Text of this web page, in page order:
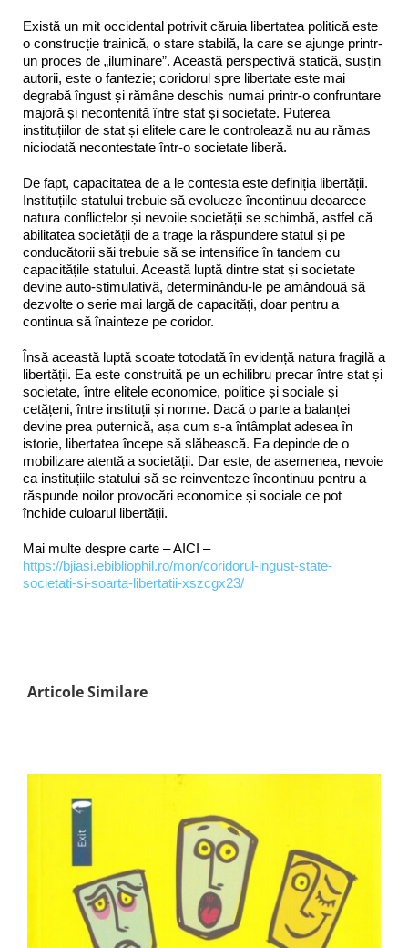
Există un mit occidental potrivit căruia libertatea politică este
o construcție trainică, o stare stabilă, la care se ajunge printr-
un proces de „iluminare”. Această perspectivă statică, susțin
autorii, este o fantezie; coridorul spre libertate este mai
degrabă îngust și rămâne deschis numai printr-o confruntare
majoră și necontenită între stat și societate. Puterea
instituțiilor de stat și elitele care le controlează nu au rămas
niciodată necontestate într-o societate liberă.
De fapt, capacitatea de a le contesta este definiția libertății.
Instituțiile statului trebuie să evolueze încontinuu deoarece
natura conflictelor și nevoile societății se schimbă, astfel că
abilitatea societății de a trage la răspundere statul și pe
conducătorii săi trebuie să se intensifice în tandem cu
capacitățile statului. Această luptă dintre stat și societate
devine auto-stimulativă, determinându-le pe amândouă să
dezvolte o serie mai largă de capacități, doar pentru a
continua să înainteze pe coridor.
Însă această luptă scoate totodată în evidență natura fragilă a
libertății. Ea este construită pe un echilibru precar între stat și
societate, între elitele economice, politice și sociale și
cetățeni, între instituții și norme. Dacă o parte a balanței
devine prea puternică, așa cum s-a întâmplat adesea în
istorie, libertatea începe să slăbească. Ea depinde de o
mobilizare atentă a societății. Dar este, de asemenea, nevoie
ca instituțiile statului să se reinventeze încontinuu pentru a
răspunde noilor provocări economice și sociale ce pot
închide culoarul libertății.
Mai multe despre carte – AICI –
https://bjiasi.ebibliophil.ro/mon/coridorul-ingust-state-
societati-si-soarta-libertatii-xszcgx23/
Articole Similare